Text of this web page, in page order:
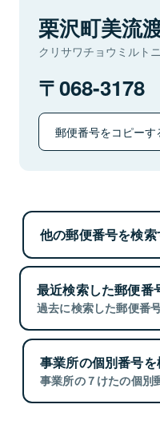
栗沢町美流
クリサワチョウミルト
068-3178
郵便番号をコピーす
他の郵便番号を検索
最近検索した郵便番
過去に検索した郵便番
事業所の個別番号を
事業所の７けたの個別